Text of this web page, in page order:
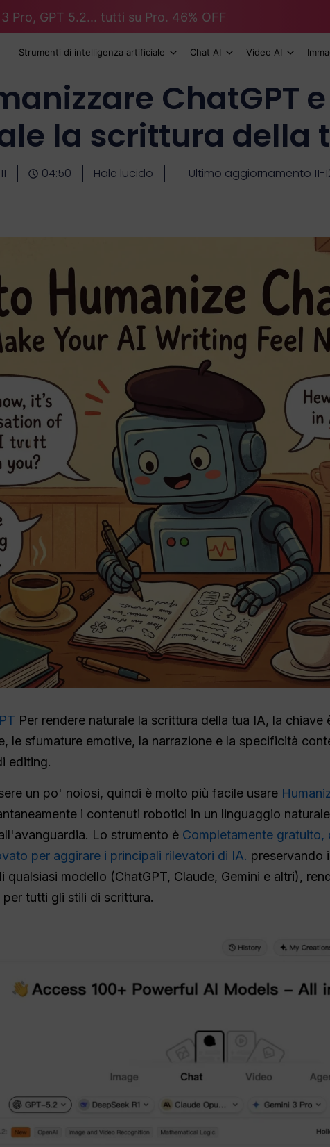
Pro, GPT 5.2... tutti su Pro. 46% OFF
Strumenti di intelligenza artificiale Chat AI Video AI
ChatGPT
la scrittura della
04:50 Hale lucido Ultimo aggiornamento 11-
Per rendere naturale la scrittura della tua IA, la chiave
le sfumature emotive, la narrazione e la specificità
editing.
un po' noiosi, quindi è molto più facile usare
i contenuti robotici in un linguaggio
Lo strumento è Completamente
per aggirare i principali rilevatori di IA. preservando
modello (ChatGPT, Claude, Gemini e altri),
per tutti gli stili di scrittura.